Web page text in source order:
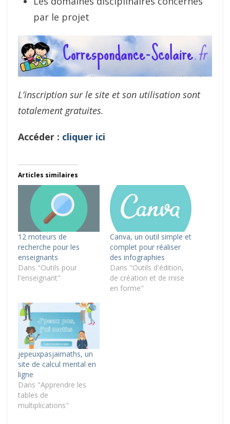
par le projet
L’inscription sur le site et son utilisation sont
totalement gratuites.
Accéder : cliquer ici
Articles similaires
12 moteurs de
recherche pour les
enseignants
Dans "Outils pour
l'enseignant"
Canva, un outil simple et
complet pour réaliser
des infographies
Dans "Outils d'édition,
de création et de mise
en forme"
jepeuxpasjaimaths, un
site de calcul mental en
ligne
Dans "Apprendre les
tables de
multiplications"